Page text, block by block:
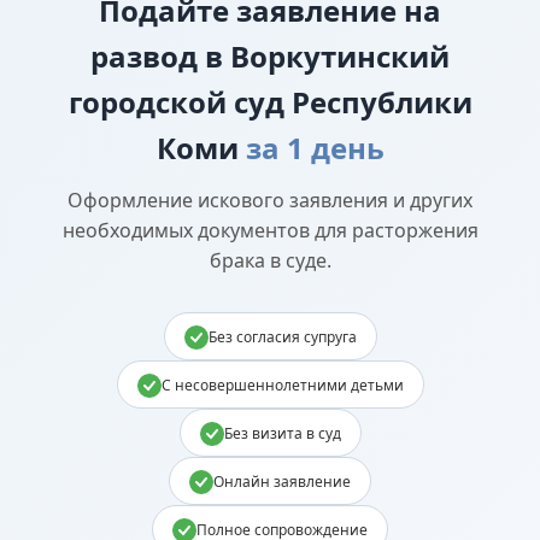
Подайте заявление на
развод в Воркутинский
городской суд Республики
Коми за 1 день
Оформление искового заявления и других
необходимых документов для расторжения
брака в суде.
Без согласия супруга
С несовершеннолетними детьми
Без визита в суд
Онлайн заявление
Полное сопровождение